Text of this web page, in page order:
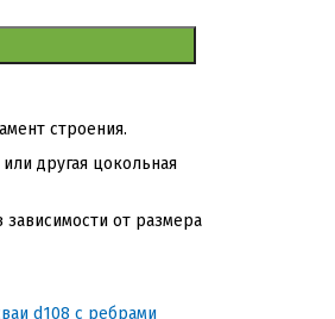
строения.
другая цокольная
от размера